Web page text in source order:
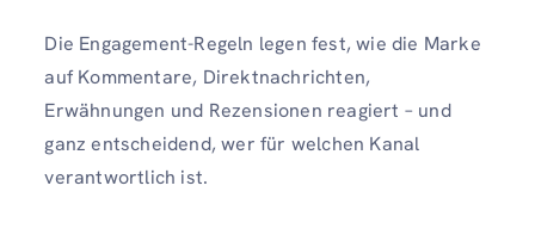
Die Engagement-Regeln legen fest, wie die Marke
auf Kommentare, Direktnachrichten,
Erwähnungen und Rezensionen reagiert – und
ganz entscheidend, wer für welchen Kanal
verantwortlich ist.